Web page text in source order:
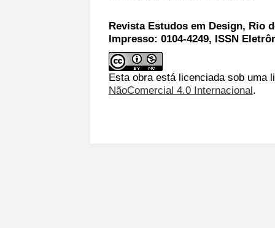
Revista Estudos em Design, Rio
Impresso: 0104-4249, ISSN
Esta obra está licenciada sob uma
NãoComercial 4.0 Internacional.